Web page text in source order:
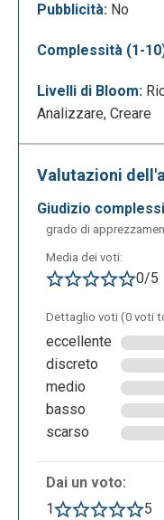
Una volta
può condividere il
cliccando su
impostare il foglio
abbia il link può
potrebbe
Successivamente è
barra degli
Pubblicità: No
Complessità (1-
Livelli di Bloom:
Analizzare, Creare
Valutazioni
giudizio
grado di
Media dei voti:
0/5
Dettaglio voti (0 voti
eccellente
discreto
medio
basso
scarso
Dai un voto:
1
5